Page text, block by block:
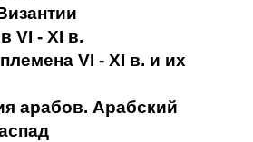
VI - XI в.
VI - XI в. и их
арабов. Арабский